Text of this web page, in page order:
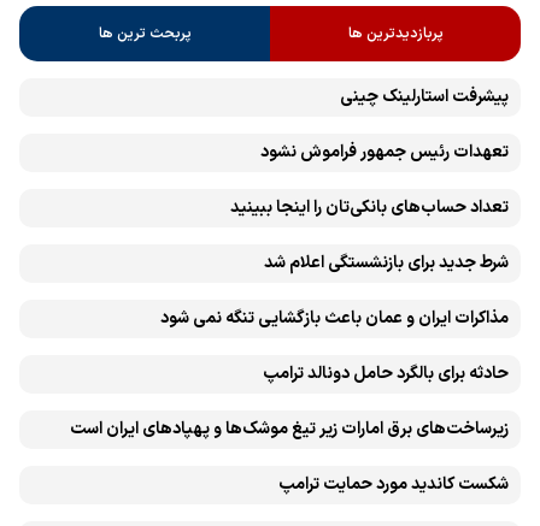
پربازدیدترین ها پربحث ترین ها
پیشرفت ‏استارلینک چینی
تعهدات رئیس جمهور فراموش نشود
تعداد حساب‌های بانکی‌تان را اینجا ببینید
شرط جدید برای بازنشستگی اعلام شد
مذاکرات ایران و عمان باعث بازگشایی تنگه نمی شود
حادثه برای بالگرد حامل دونالد ترامپ
زیرساخت‌های برق امارات زیر تیغ موشک‌ها و پهپادهای ایران است
شکست کاندید مورد حمایت ترامپ